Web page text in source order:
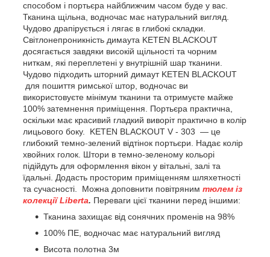
способом і портьєра найближчим часом буде у вас.
Тканина щільна, водночас має натуральний вигляд.
Чудово драпірується і лягає в глибокі складки.
Світлонепроникність димаута KETEN BLACKOUT
досягається завдяки високій щільності та чорним
ниткам, які переплетені у внутрішній шар тканини.
Чудово підходить шторний димаут KETEN BLACKOUT
для пошиття римської штор, водночас ви
використовуєте мінімум тканини та отримуєте майже
100% затемнення приміщення. Портьєра практична,
оскільки має красивий гладкий виворіт практично в колір
лицьового боку.
KETEN BLACKOUT V - 303 — це
глибокий темно-зелений відтінок портьєри. Надає колір
хвойних голок. Штори в темно-зеленому кольорі
підійдуть для оформлення вікон у вітальні, залі та
їдальні. Додасть просторим приміщенням шляхетності
та сучасності. Можна доповнити повітряним тюлем із
колекції Liberta. Переваги цієї тканини перед іншими:
Тканина захищає від сонячних променів на 98%
100% ПЕ, водночас має натуральний вигляд
Висота полотна 3м